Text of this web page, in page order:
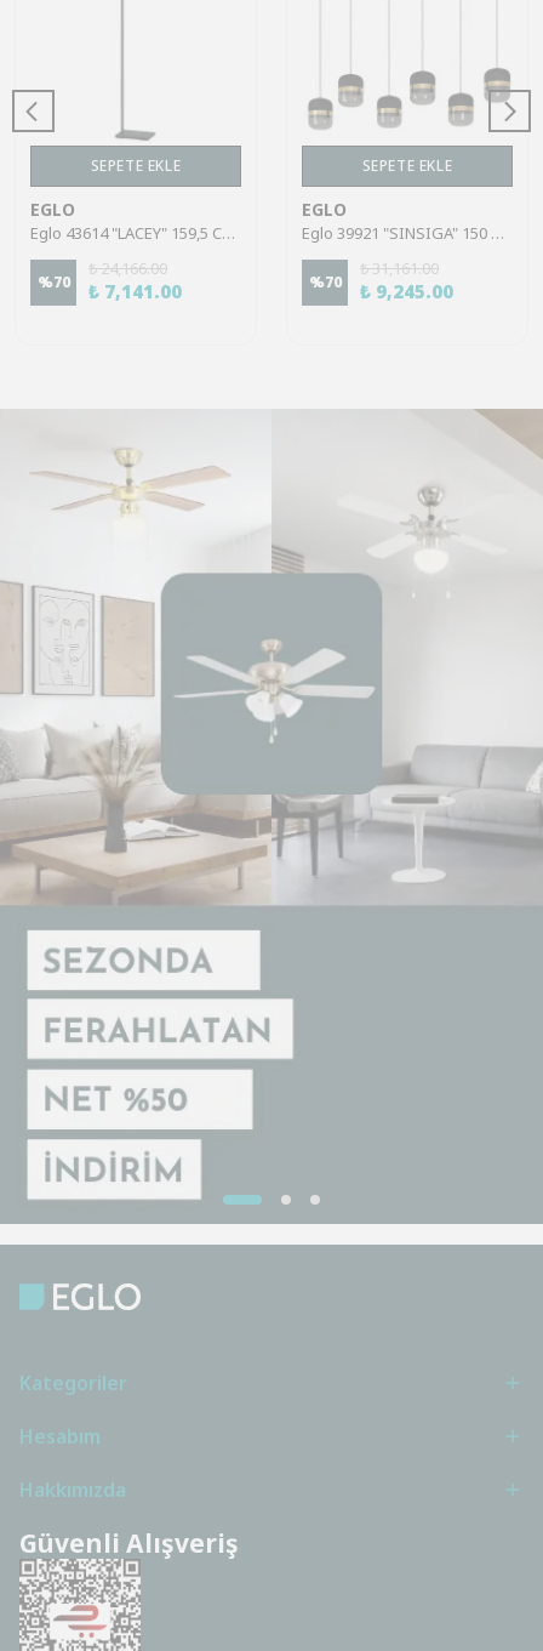
SEPETE EKLE
EGLO
Eglo 43614 "LACEY" 159,5 Cm Yüksekliğinde Çelik, Ahşap Köşe Lambası Lambader
%70
₺ 24,166.00
₺ 7,141.00
SEPETE EKLE
EGLO
Eglo 39921 "SINSIGA" 150 Cm Yüksekliğinde Çelik Siyah Sarkıt Avize
%70
₺ 31,161.00
₺ 9,245.00
Kategoriler
Hesabım
Hakkımızda
Güvenli Alışveriş